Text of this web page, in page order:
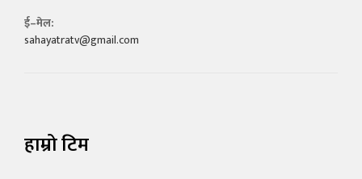
ई–मेल:
sahayatratv@gmail.com
हाम्रो टिम